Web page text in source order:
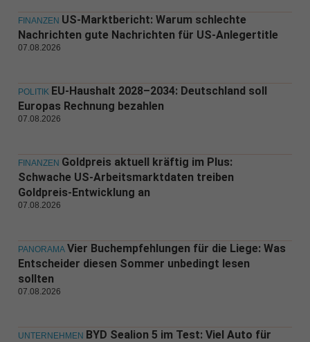
FINANZEN US-Marktbericht: Warum schlechte
Nachrichten gute Nachrichten für US-Anlegertitle
07.08.2026
POLITIK EU-Haushalt 2028–2034: Deutschland soll
Europas Rechnung bezahlen
07.08.2026
FINANZEN Goldpreis aktuell kräftig im Plus:
Schwache US-Arbeitsmarktdaten treiben
Goldpreis-Entwicklung an
07.08.2026
PANORAMA Vier Buchempfehlungen für die Liege: Was
Entscheider diesen Sommer unbedingt lesen
sollten
07.08.2026
UNTERNEHMEN BYD Sealion 5 im Test: Viel Auto für